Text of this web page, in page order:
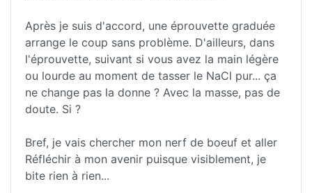
Après je suis d'accord, une éprouvette graduée
arrange le coup sans problème. D'ailleurs, dans
l'éprouvette, suivant si vous avez la main légère
ou lourde au moment de tasser le NaCl pur... ça
ne change pas la donne ? Avec la masse, pas de
doute. Si ?
Bref, je vais chercher mon nerf de boeuf et aller
Réfléchir à mon avenir puisque visiblement, je
bite rien à rien...